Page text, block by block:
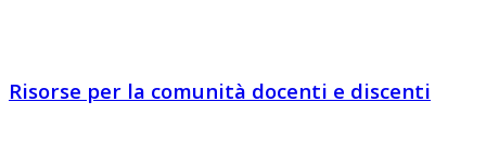
Risorse per la comunità docenti e discenti